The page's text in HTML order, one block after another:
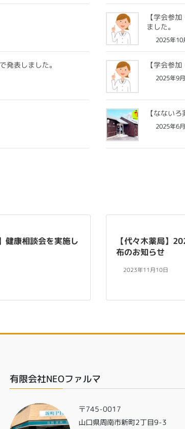
【学会参
ました。
2025年10
発表しました。 【学会参
2025年9
【なない
2025年6
健康相談会を実施し
【代々木薬局】
布のお知らせ
2023年11月10日
有限会社NEOファルマ
〒745-0017
山口県周南市新町2丁目9-3